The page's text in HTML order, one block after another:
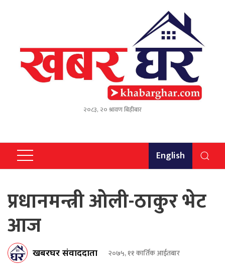
२०८३, २० श्रावण बिहीबार
English
प्रधानमन्त्री ओली-ठाकुर भेट
आज
खबरघर संवाददाता २०७५, ११ कार्तिक आईतबार